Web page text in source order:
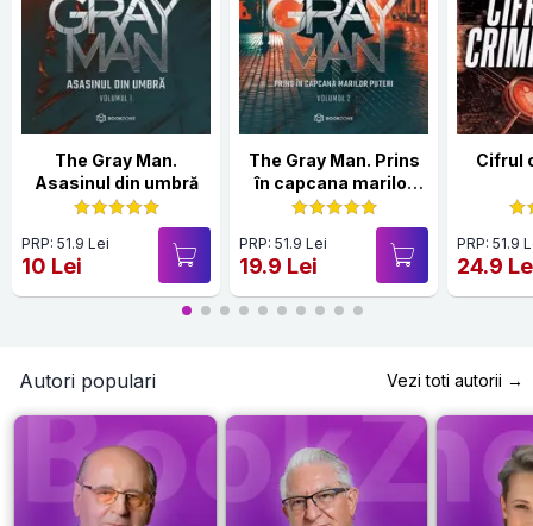
The Gray Man.
Asasinul din umbră
PRP: 51.9 Lei
10 Lei
The Gray Man. Prins
în capcana marilor
puteri
PRP: 51.9 Lei
19.9 Lei
Cifrul
PRP: 51.9
24.9
Autori populari Vezi toti autorii →